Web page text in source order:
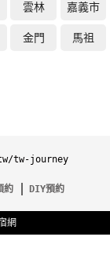
雲林 嘉義市
金門 馬祖
tw-journey
約 DIY預約
網